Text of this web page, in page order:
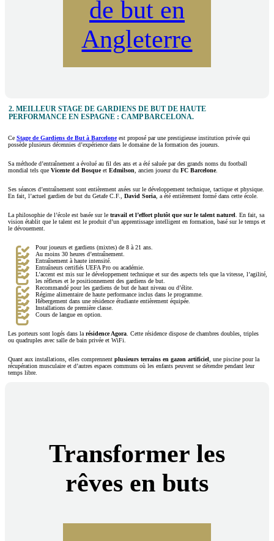
de but en
Angleterre
2. MEILLEUR STAGE DE GARDIENS DE BUT DE HAUTE
PERFORMANCE EN ESPAGNE : CAMP BARCELONA.
Ce Stage de Gardiens de But à Barceloneest proposé par une prestigieuse institution privée qui
possède plusieurs décennies d’expérience dans le domaine de la formation des joueurs.
Sa méthode d’entraînement a évolué au fil des ans et a été saluée par des grands noms du football
mondial tels que Vicente del Bosqueet Edmilson , ancien joueur du FC Barcelone.
Ses séances d’entraînement sont entièrement axées sur le développement technique, tactique et physique.
En fait, l’actuel gardien de but du Getafe C.F., David Soria , a été entièrement formé dans cette école.
La philosophie de l’école est basée sur le travail et l’effort plutôt que sur le talent naturel . En fait, sa
vision établit que le talent est le produit d’un apprentissage intelligent en formation, basé sur le temps et
le dévouement.
Pour joueurs et gardiens (mixtes) de 8 à 21 ans.
Au moins 30 heures d’entraînement.
Entraînement à haute intensité.
Entraîneurs certifiés UEFA Pro ou académie.
L’accent est mis sur le développement technique et sur des aspects tels que la vitesse, l’agilité,
les réflexes et le positionnement des gardiens de but.
Recommandé pour les gardiens de but de haut niveau ou d’élite.
Régime alimentaire de haute performance inclus dans le programme.
Hébergement dans une résidence étudiante entièrement équipée.
Installations de première classe.
Cours de langue en option.
Les porteurs sont logés dans la résidence Agora . Cette résidence dispose de chambres doubles, triples
ou quadruples avec salle de bain privée et WiFi.
Quant aux installations, elles comprennent plusieurs terrains en gazon artificiel , une piscine pour la
récupération musculaire et d’autres espaces communs où les enfants peuvent se détendre pendant leur
temps libre.
Transformer les
rêves en buts